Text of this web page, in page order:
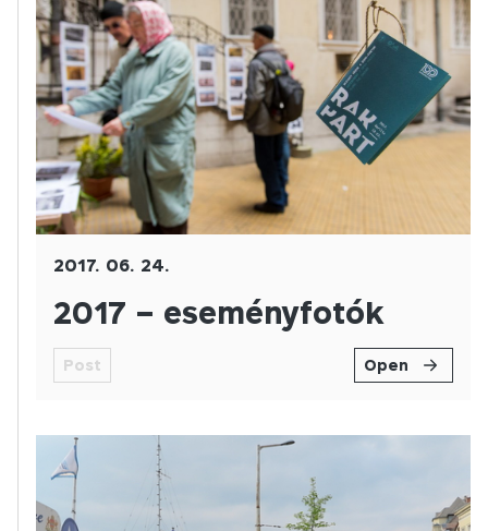
2017. 06. 24.
2017 – eseményfotók
Post Open